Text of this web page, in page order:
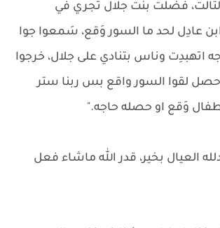
فضلت بنت جلال تجري في
ابن عادِل لحد ما السور وَقع، سَمعوا جوا
اتهبدِت وناس بتنادي على جلال، خرجوا
حصل لقوا السور واقع بس ربنا ستر
وَقع او حصله حاجه."
العيال بخير، قدر الله ماشاء فعل